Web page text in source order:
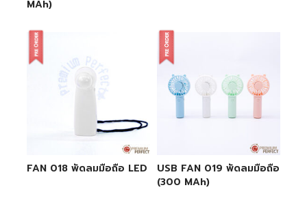
MAh)
FAN 018 พัดลมมือถือ LED
USB FAN 019 พัดลมมือถือ
(300 MAh)